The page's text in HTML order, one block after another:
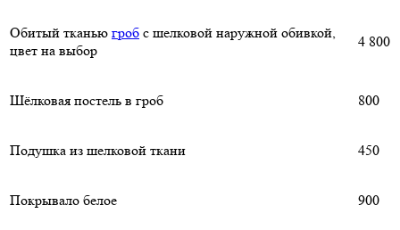
Обитый тканью гроб с шелковой наружной обивкой,
цвет на выбор
4 800
Шёлковая постель в гроб 800
Подушка из шелковой ткани 450
Покрывало белое 900